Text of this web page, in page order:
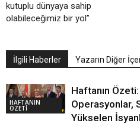
kutuplu dünyaya sahip
olabileceğimiz bir yol”
İlgili Haberler Yazarın Diğer
HAFTANIN
ÖZETİ
Haftanın
Operasyonlar,
Yükselen